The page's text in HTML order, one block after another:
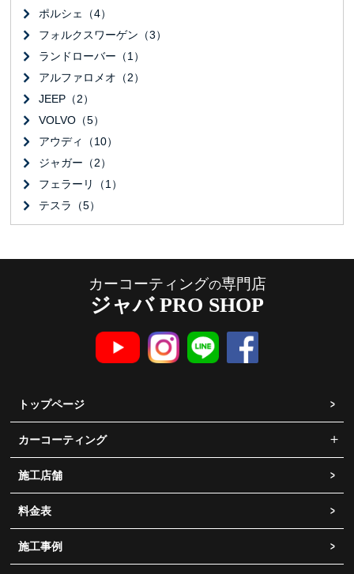
ポルシェ（4）
フォルクスワーゲン（3）
ランドローバー（1）
アルファロメオ（2）
JEEP（2）
VOLVO（5）
アウディ（10）
ジャガー（2）
フェラーリ（1）
テスラ（5）
カーコーティングの専門店
ジャバ PRO SHOP
トップページ
カーコーティング
施工店舗
料金表
施工事例